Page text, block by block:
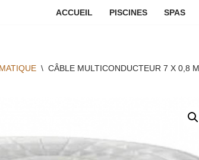
ACCUEIL PISCINES SPAS
\ CÂBLE MULTICONDUCTEUR 7 X 0,8